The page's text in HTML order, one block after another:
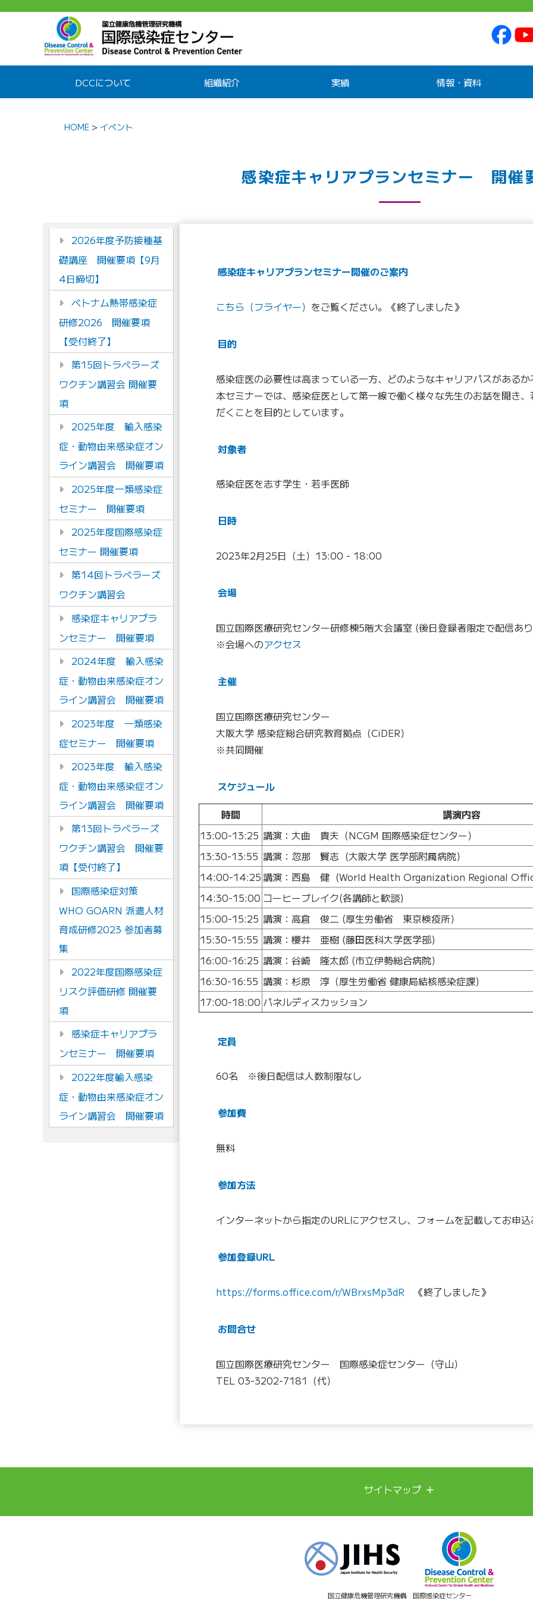
DCCについて 組織紹介 実績 情報・資料
HOME> イベント
感染症キャリアプランセミナー 開催
感染症キャリアプランセミナー開催のご案内
こちら（フライヤー） をご覧ください。 《終了しました》
目的
感染症医の必要性は高まっている一方、どのようなキャリアパスがある
本セミナーでは、感染症医として第一線で働く様々な先生のお話を聞き
だくことを目的としています。
対象者
感染症医を志す学生・若手医師
日時
2023年2月25日（土）13:00 - 18:00
会場
国立国際医療研究センター研修棟5階大会議室 (後日登録者限定で配信あ
※会場へのアクセス
主催
国立国際医療研究センター
大阪大学 感染症総合研究教育拠点（CiDER）
※共同開催
スケジュール
時間
講演内容
13:00-13:25 講演：大曲 貴夫（NCGM 国際感染症センター）
13:30-13:55 講演：忽那 賢志 (大阪大学 医学部附属病院）
14:00-14:25 講演：西島 健 (World Health Organization Regional
14:30-15:00 コーヒーブレイク(各講師と歓談)
15:00-15:25 講演：高倉 俊二 (厚生労働省 東京検疫所）
15:30-15:55 講演：櫻井 亜樹 (藤田医科大学医学部)
16:00-16:25 講演：谷崎 隆太郎 (市立伊勢総合病院）
16:30-16:55 講演：杉原 淳（厚生労働省 健康局結核感染症課)
17:00-18:00 パネルディスカッション
定員
60名 ※後日配信は人数制限なし
参加費
無料
参加方法
インターネットから指定のURLにアクセスし、フォームを記載してお申
参加登録URL
https://forms.office.com/r/WBrxsMp3dR 《終了しました》
お問合せ
国立国際医療研究センター 国際感染症センター（守山）
TEL 03-3202-7181（代）
2026年度予防接種基
礎講座 開催要項【9月
4日締切】
ベトナム熱帯感染症
研修2026 開催要項
【受付終了】
第15回トラベラーズ
ワクチン講習会 開催要
項
2025年度 輸入感染
症・動物由来感染症オン
ライン講習会 開催要項
2025年度一類感染症
セミナー 開催要項
2025年度国際感染症
セミナー 開催要項
第14回トラベラーズ
ワクチン講習会
感染症キャリアプラ
ンセミナー 開催要項
2024年度 輸入感染
症・動物由来感染症オン
ライン講習会 開催要項
2023年度 一類感染
症セミナー 開催要項
2023年度 輸入感染
症・動物由来感染症オン
ライン講習会 開催要項
第13回トラベラーズ
ワクチン講習会 開催要
項【受付終了】
国際感染症対策
WHO GOARN 派遣人材
育成研修2023 参加者募
集
2022年度国際感染症
リスク評価研修 開催要
項
感染症キャリアプラ
ンセミナー 開催要項
2022年度輸入感染
症・動物由来感染症オン
ライン講習会 開催要項
サイトマップ ＋
新興再興感染症への備え
情報・資料
国立健康危機管理研究機構 国際感染症センター